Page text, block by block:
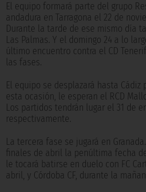
El equipo formará parte del grupo
andadura en Tarragona el 22 de
Durante la tarde de ese mismo día
Las Palmas. Y el domingo 24 a lo
último encuentro contra el CD
las fases.
El equipo se desplazará hasta Cádiz
esta ocasión, le esperan el RCD
Los partidos tendrán lugar el 31 de
respectivamente.
La tercera fase se jugará en
finales de abril la penúltima fecha
le tocará batirse en duelo con FC
abril, y Córdoba CF, durante la